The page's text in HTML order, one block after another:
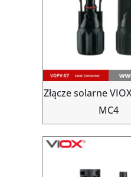
Złącze solarne
MC4